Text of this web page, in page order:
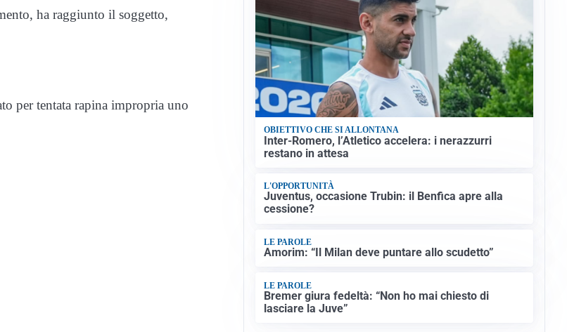
ha raggiunto il soggetto,
per tentata rapina impropria uno
OBIETTIVO CHE SI ALLONTANA
Inter-Romero, l’Atletico accelera: i nerazzurri
restano in attesa
L'OPPORTUNITÀ
Juventus, occasione Trubin: il Benfica apre alla
cessione?
LE PAROLE
Amorim: “Il Milan deve puntare allo scudetto”
LE PAROLE
Bremer giura fedeltà: “Non ho mai chiesto di
lasciare la Juve”